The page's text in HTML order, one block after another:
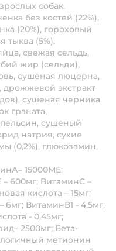
собак.
без костей (22%),
(20%), гороховый
тыква (5%),
свежая сельдь,
жир (сельди),
сушеная люцерна,
дрожжевой экстракт
сушеная черника
граната,
сушеный
натрия, сухие
(0,2%), глюкозамин,
15000МЕ;
600мг; ВитаминС –
кислота – 15мг;
6мг; ВитаминВ1 - 4,5мг;
- 0,45мг;
2500мг; Бета-
метионин